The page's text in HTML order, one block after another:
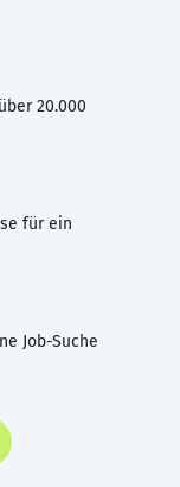
20.000
für ein
Job-Suche